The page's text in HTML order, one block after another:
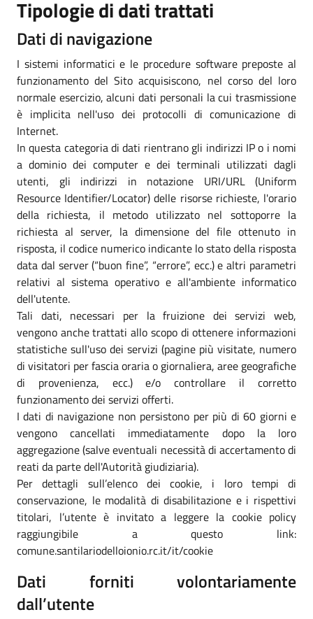
Tipologie di dati trattati
Dati di navigazione
I sistemi informatici e le procedure software preposte al
funzionamento del Sito acquisiscono, nel corso del loro
normale esercizio, alcuni dati personali la cui trasmissione
è implicita nell'uso dei protocolli di comunicazione di
Internet.
In questa categoria di dati rientrano gli indirizzi IP o i nomi
a dominio dei computer e dei terminali utilizzati dagli
utenti, gli indirizzi in notazione URI/URL (Uniform
Resource Identifier/Locator) delle risorse richieste, l'orario
della richiesta, il metodo utilizzato nel sottoporre la
richiesta al server, la dimensione del file ottenuto in
risposta, il codice numerico indicante lo stato della risposta
data dal server (“buon fine”, “errore”, ecc.) e altri parametri
relativi al sistema operativo e all'ambiente informatico
dell'utente.
Tali dati, necessari per la fruizione dei servizi web,
vengono anche trattati allo scopo di ottenere informazioni
statistiche sull'uso dei servizi (pagine più visitate, numero
di visitatori per fascia oraria o giornaliera, aree geografiche
di provenienza, ecc.) e/o controllare il corretto
funzionamento dei servizi offerti.
I dati di navigazione non persistono per più di 60 giorni e
vengono cancellati immediatamente dopo la loro
aggregazione (salve eventuali necessità di accertamento di
reati da parte dell'Autorità giudiziaria).
Per dettagli sull’elenco dei cookie, i loro tempi di
conservazione, le modalità di disabilitazione e i rispettivi
titolari, l’utente è invitato a leggere la cookie policy
raggiungibile a questo link:
comune.santilariodelloionio.rc.it/it/cookie
Dati forniti volontariamente
dall’utente